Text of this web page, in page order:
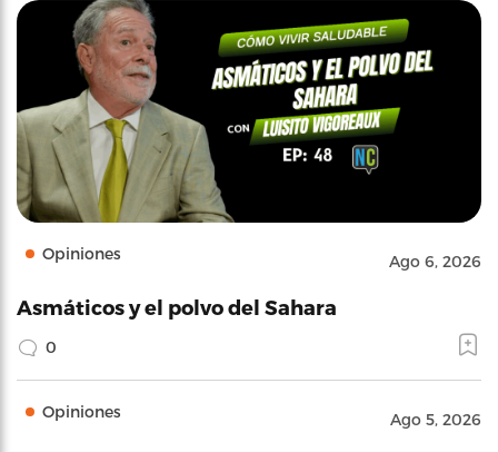
Opiniones Ago 6, 2026
Asmáticos y el polvo del Sahara
0
Opiniones Ago 5, 2026